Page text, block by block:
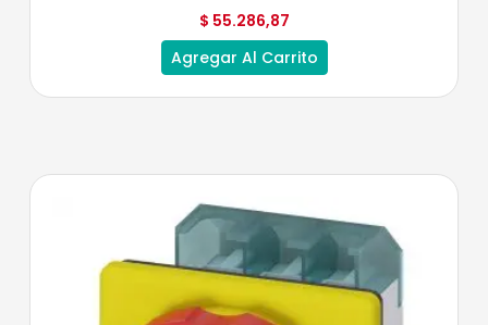
$ 55.286,87
Agregar Al Carrito